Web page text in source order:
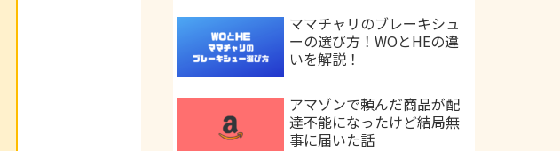
ママチャリのブレーキシュ
ーの選び方！WOとHEの違
いを解説！
アマゾンで頼んだ商品が配
達不能になったけど結局無
事に届いた話